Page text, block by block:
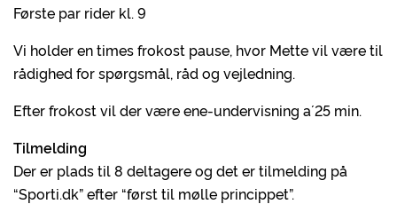
Første par rider kl. 9
Vi holder en times frokost pause, hvor Mette vil være til
rådighed for spørgsmål, råd og vejledning.
Efter frokost vil der være ene-undervisning a´ 25 min.
Tilmelding
Der er plads til 8 deltagere og det er tilmelding på
“Sporti.dk” efter “først til mølle princippet”.